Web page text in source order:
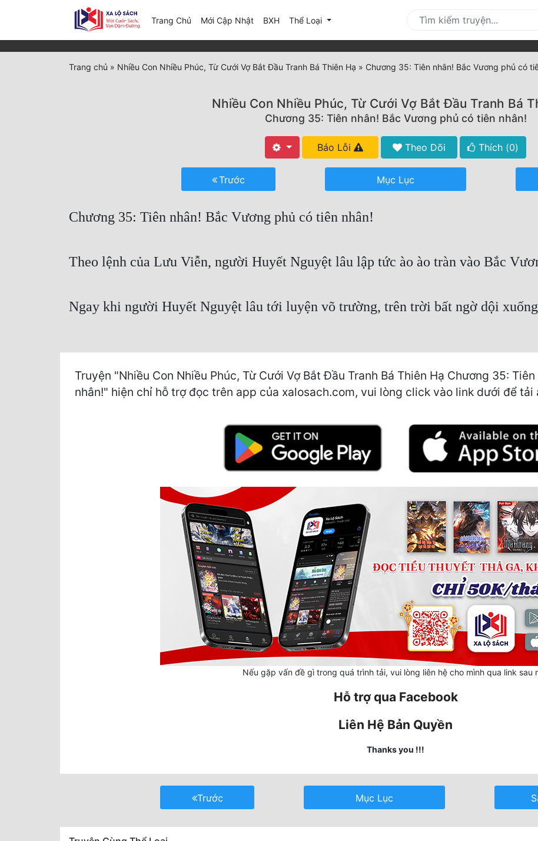
Trang Chủ Mới Cập Nhật(current)
BXH Thể Loại
Trang chủ » Nhiều Con Nhiều Phúc, Từ Cưới Vợ Bắt Đầu Tranh Bá Thiên Hạ » Chương 35: Tiên nhân! Bắc Vương phủ có
Nhiều Con Nhiều Phúc, Từ Cưới Vợ Bắt Đầu Tranh Bá
Chương 35: Tiên nhân! Bắc Vương phủ có tiên nhân!
Báo Lỗi Theo Dõi Thích (0)
Trước Mục Lục
Chương 35: Tiên nhân! Bắc Vương phủ có tiên nhân!
Theo lệnh của Lưu Viễn, người Huyết Nguyệt lâu lập tức ào ào tràn vào Bắc
Ngay khi người Huyết Nguyệt lâu tới luyện võ trường, trên trời bất ngờ dội
Truyện "Nhiều Con Nhiều Phúc, Từ Cưới Vợ Bắt Đầu Tranh Bá Thiên Hạ Chương 35:
nhân!" hiện chỉ hỗ trợ đọc trên app của xalosach.com, vui lòng click vào link dưới để tải
Nếu gặp vấn đề gì trong quá trình tải, vui lòng liên hệ cho mình qua link sau
Hỗ trợ qua Facebook
Liên Hệ Bản Quyền
Thanks you !!!
Trước Mục Lục